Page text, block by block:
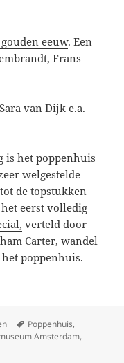
eeuw. Een
Frans
van Dijk e.a.
is het poppenhuis
welgestelde
de topstukken
eerst volledig
verteld door
Carter, wandel
poppenhuis.
Tags
Poppenhuis,
Amsterdam,